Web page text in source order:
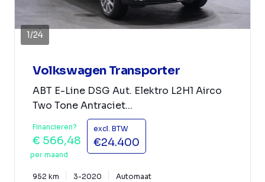
1/24
Volkswagen Transporter
ABT E-Line DSG Aut. Elektro L2H1 Airco
Two Tone Antraciet...
Financieren?
€ 566,48
per maand
excl. BTW
€24.400
952 km 3-2020 Automaat